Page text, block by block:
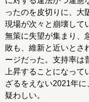
ったのを皮切りに、大
現場が次々と崩壊して
無策に失望が集まり、
敗も、維新と近いとさ
ージだった。支持率は
上昇することになっ
ざるをえない2021年
疑わしい。